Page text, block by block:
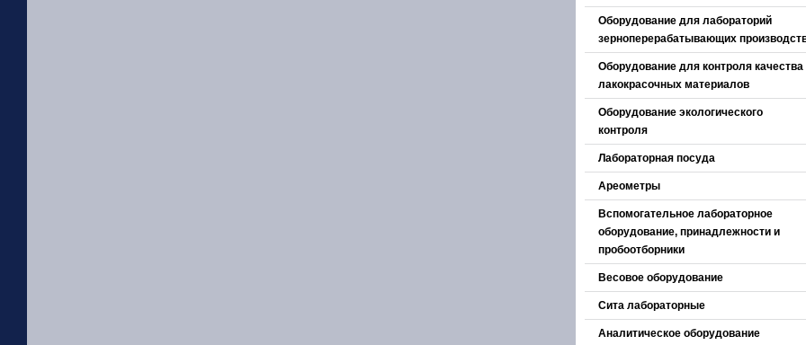
Оборудование для лабораторий
зерноперерабатывающих
Оборудование для контроля качества
лакокрасочных материалов
Оборудование экологического
контроля
Лабораторная посуда
Ареометры
Вспомогательное лабораторное
оборудование, принадлежности и
пробоотборники
Весовое оборудование
Сита лабораторные
Аналитическое оборудование